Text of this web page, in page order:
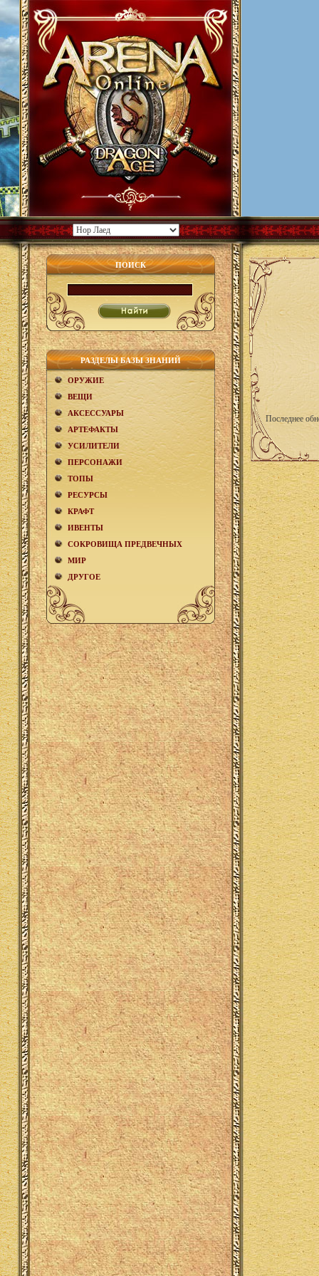
ПОИСК
РАЗДЕЛЫ БАЗЫ ЗНАНИЙ
ОРУЖИЕ
ВЕЩИ
АКCЕСCУАРЫ
АРТЕФАКТЫ
УСИЛИТЕЛИ
ПЕРСОНАЖИ
ТОПЫ
РЕСУРСЫ
КРАФТ
ИВЕНТЫ
СОКРОВИЩА ПРЕДВЕЧНЫХ
МИР
ДРУГОЕ
Последнее